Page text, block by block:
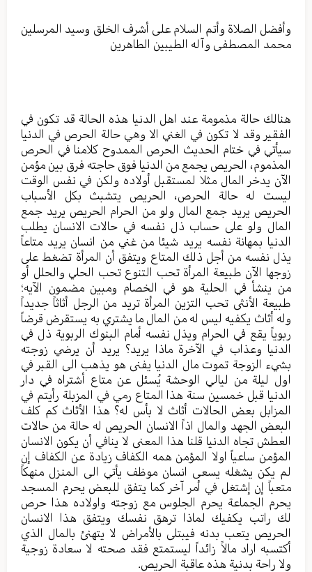
وأفضل الصلاة وأتم السلام علی أشرف الخلق وسید المرسلین
محمد المصطفی وآله الطیبین الطاهرین
هنالك حالة مذمومة عند اهل الدنيا هذه الحالة قد تكون في
الفقير وقد لا تكون في الغني الا وهي حالة الحرص في الدنيا
سيأتي في ختام الحديث الحرص الممدوح كلامنا في الحرص
المذموم، الحريص يجمع من الدنيا فوق حاجته فرق بين مؤمن
الآن يدخر المال مثلا لمستقبل أولاده ولكن في نفس الوقت
ليست له حالة الحرص، الحريص يتشبث بكل الأسباب
الحريص يريد جمع المال ولو من الحرام الحريص يريد جمع
المال ولو على حساب ذل نفسه في حالات الانسان يطلب
الدنيا بمهانة نفسه يريد شيئا من غني من انسان يريد متاعاً
يذل نفسه من أجل ذلك المتاع ويتفق أن المرأة تضغط على
زوجها الآن طبيعة المرأة تحب التنوع تحب الحلي والحلل أو
من ينشأ في الحلية هو في الخصام ومبين مضمون الآيه؛
طبيعة الأنثى تحب التزين المرأة تريد من الرجل أثاثاً جديداً
وله أثاث يكفيه ليس له من المال ما يشتري به يستقرض قرضاً
ربوياً يقع في الحرام ويذل نفسه أمام البنوك الربوية ذل في
الدنيا وعذاب في الآخرة ماذا يريد؟ يريد أن يرضي زوجته
بشيء الزوجة تموت مال الدنيا يفنى هو يذهب الى القبر في
اول ليلة من ليالي الوحشة يُسئل عن متاع أشتراه في دار
الدنيا قبل خمسين سنة هذا المتاع رمي في المزبلة رأيتم في
المزابل بعض الحالات أثاث لا بأس له؟ هذا الأثاث كم كلف
البعض الجهد والمال اذاً الانسان الحريص له حالة من حالات
العطش تجاه الدنيا قلنا هذا المعنى لا ينافي أن يكون الانسان
المؤمن ساعياً اولا المؤمن همه الكفاف زيادة عن الكفاف إن
لم يكن يشغله يسعى انسان موظف يأتي الى المنزل منهكاً
متعباً إن إشتغل في أمر آخر كما يتفق للبعض يحرم المسجد
يحرم الجماعة يحرم الجلوس مع زوجته واولاده هذا حرص
لك راتب يكفيك لماذا ترهق نفسك ويتفق هذا الانسان
الحريص يتعب بدنه فيبتلى بالأمراض لا يتهنئ بالمال الذي
أكتسبه اراد مالاً زائداً ليستمتع فقد صحته لا سعادة زوجية
ولا راحة بدنية هذه عاقبة الحريص.